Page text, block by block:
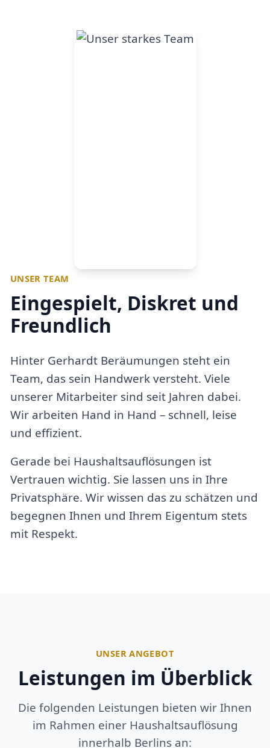
UNSER TEAM
Eingespielt, Diskret und
Freundlich
Hinter Gerhardt Beräumungen steht ein
Team, das sein Handwerk versteht. Viele
unserer Mitarbeiter sind seit Jahren dabei.
Wir arbeiten Hand in Hand – schnell, leise
und effizient.
Gerade bei Haushaltsauflösungen ist
Vertrauen wichtig. Sie lassen uns in Ihre
Privatsphäre. Wir wissen das zu schätzen und
begegnen Ihnen und Ihrem Eigentum stets
mit Respekt.
UNSER ANGEBOT
Leistungen im Überblick
Die folgenden Leistungen bieten wir Ihnen
im Rahmen einer Haushaltsauflösung
innerhalb Berlins an: